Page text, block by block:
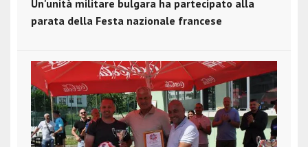
Un'unità militare bulgara ha partecipato alla
parata della Festa nazionale francese